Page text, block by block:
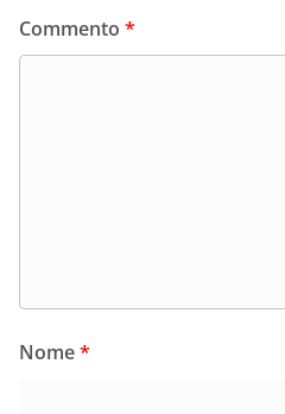
Commento *
Nome*